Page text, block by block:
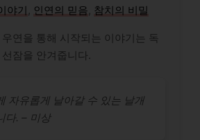
야기 , 인연의 믿음, 참치의 비밀
연을 통해 시작되는 이야기는 독
잠을 안겨줍니다.
자유롭게 날아갈 수 있는 날개
다. – 미상